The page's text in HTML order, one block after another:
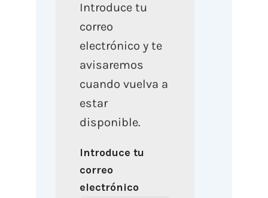
Introduce tu
correo
electrónico y te
avisaremos
cuando vuelva a
estar
disponible.
Introduce tu
correo
electrónico